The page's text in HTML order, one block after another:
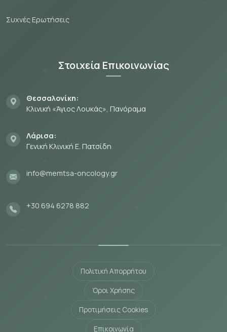
Συχνές Ερωτήσεις
Στοιχεία Επικοινωνίας
Θεσσαλονίκη:
Κλινική «Άγιος Λουκάς», Πανόραμα
Λάρισα:
Γενική Κλινική Ε. Πατσίδη
info@memtsa-oncology.gr
+30 694 6278 882
Πολιτική Απορρήτου
Όροι Χρήσης
Προτιμήσεις Cookies
Επικοινωνία